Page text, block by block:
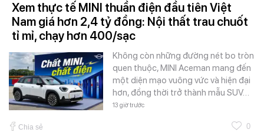
Xem thực tế MINI thuần điện đầu tiên Việt
Nam giá hơn 2,4 tỷ đồng: Nội thất trau chuốt
tỉ mỉ, chạy hơn 400/sạc
Không còn những đường nét bo tròn
quen thuộc, MINI Aceman mang đến
một diện mạo vuông vức và hiện đại
hơn, đồng thời trở thành mẫu SUV…
13 giờ trước
Chia sẻ 0